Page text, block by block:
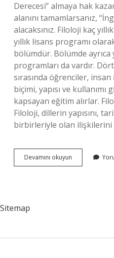
Derecesi” almaya hak
alanını tamamlarsanız,
alacaksınız. Filoloji kaç
yıllık lisans programı
bölümdür. Bölümde
programları da vardır.
sırasında öğrenciler,
biçimi, yapısı ve
kapsayan eğitim alırlar.
Filoloji, dillerin yapısını,
birbirleriyle olan ilişkilerini
Devamını okuyun
Nasıl
Sitemap